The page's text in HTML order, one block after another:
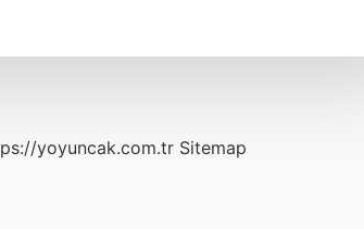
yoyuncak.com.tr Sitemap